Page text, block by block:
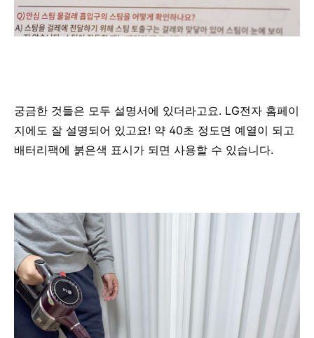
궁금한 것들은 모두 설명서에 있더라고요. LG전자 홈페이
지에도 잘 설명되어 있고요! 약 40초 정도면 예열이 되고
배터리팩에 붉은색 표시가 되면 사용할 수 있습니다.